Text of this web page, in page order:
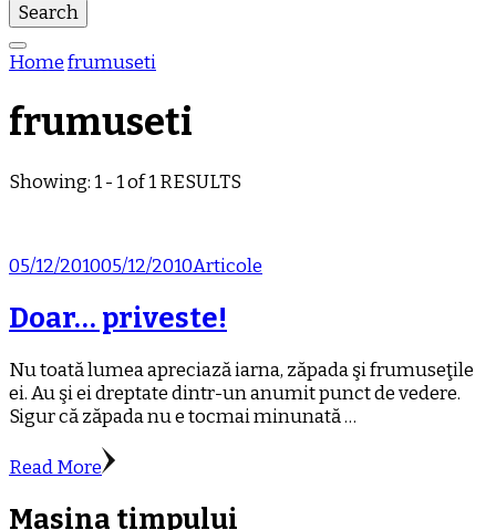
Homefrumuseti
frumuseti
Showing: 1 - 1 of 1 RESULTS
05/12/201005/12/2010Articole
Doar… priveste!
Nu toată lumea apreciază iarna, zăpada şi frumuseţile
ei. Au şi ei dreptate dintr-un anumit punct de vedere.
Sigur că zăpada nu e tocmai minunată …
Read More
Masina timpului